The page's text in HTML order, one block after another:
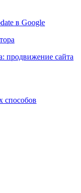
в Google
продвижение сайта
способов